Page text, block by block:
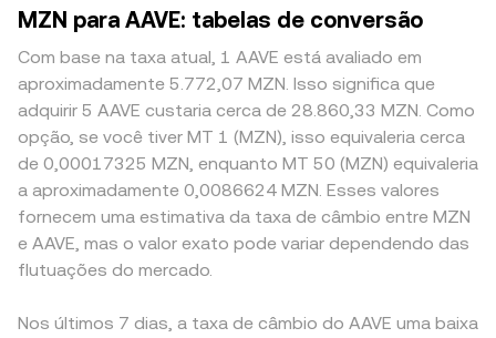
MZN para AAVE: tabelas de conversão
Com base na taxa atual, 1 AAVE está avaliado em
aproximadamente 5.772,07 MZN. Isso significa que
adquirir 5 AAVE custaria cerca de 28.860,33 MZN. Como
opção, se você tiver MT 1 (MZN), isso equivaleria cerca
de 0,00017325 MZN, enquanto MT 50 (MZN) equivaleria
a aproximadamente 0,0086624 MZN. Esses valores
fornecem uma estimativa da taxa de câmbio entre MZN
e AAVE, mas o valor exato pode variar dependendo das
flutuações do mercado.
Nos últimos 7 dias, a taxa de câmbio do AAVE uma baixa